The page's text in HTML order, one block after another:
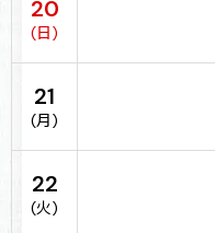
20
(日)
21
(月)
22
(火)